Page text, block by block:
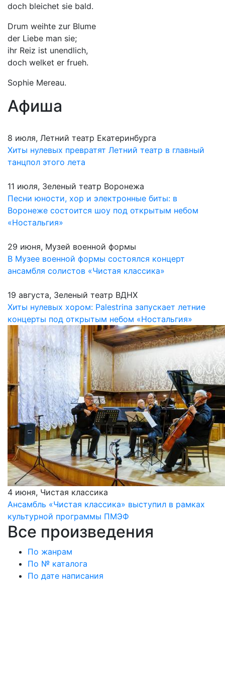
doch bleichet sie bald.
Drum weihte zur Blume
der Liebe man sie;
ihr Reiz ist unendlich,
doch welket er frueh.
Sophie Mereau.
Афиша
8 июля, Летний театр Екатеринбурга
Хиты нулевых превратят Летний театр в главный
танцпол этого лета
11 июля, Зеленый театр Воронежа
Песни юности, хор и электронные биты: в
Воронеже состоится шоу под открытым небом
«Ностальгия»
29 июня, Музей военной формы
В Музее военной формы состоялся концерт
ансамбля солистов «Чистая классика»
19 августа, Зеленый театр ВДНХ
Хиты нулевых хором: Palestrina запускает летние
концерты под открытым небом «Ностальгия»
4 июня, Чистая классика
Ансамбль «Чистая классика» выступил в рамках
культурной программы ПМЭФ
Все произведения
По жанрам
По № каталога
По дате написания